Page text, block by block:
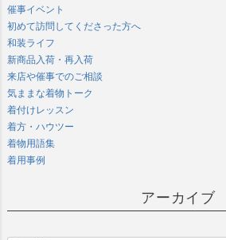
催事イベント
初めて訪問してくださった方へ
和装ライフ
新商品入荷・再入荷
来店や催事でのご相談
気ままな着物トーク
着付けレッスン
着方・ハウツー
着物用語集
着用事例
アーカイブ